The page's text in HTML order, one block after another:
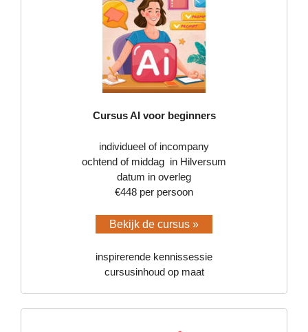
Cursus AI voor beginners
individueel of incompany
ochtend of middag in Hilversum
datum in overleg
€448 per persoon
Bekijk de cursus »
inspirerende kennissessie
cursusinhoud op maat